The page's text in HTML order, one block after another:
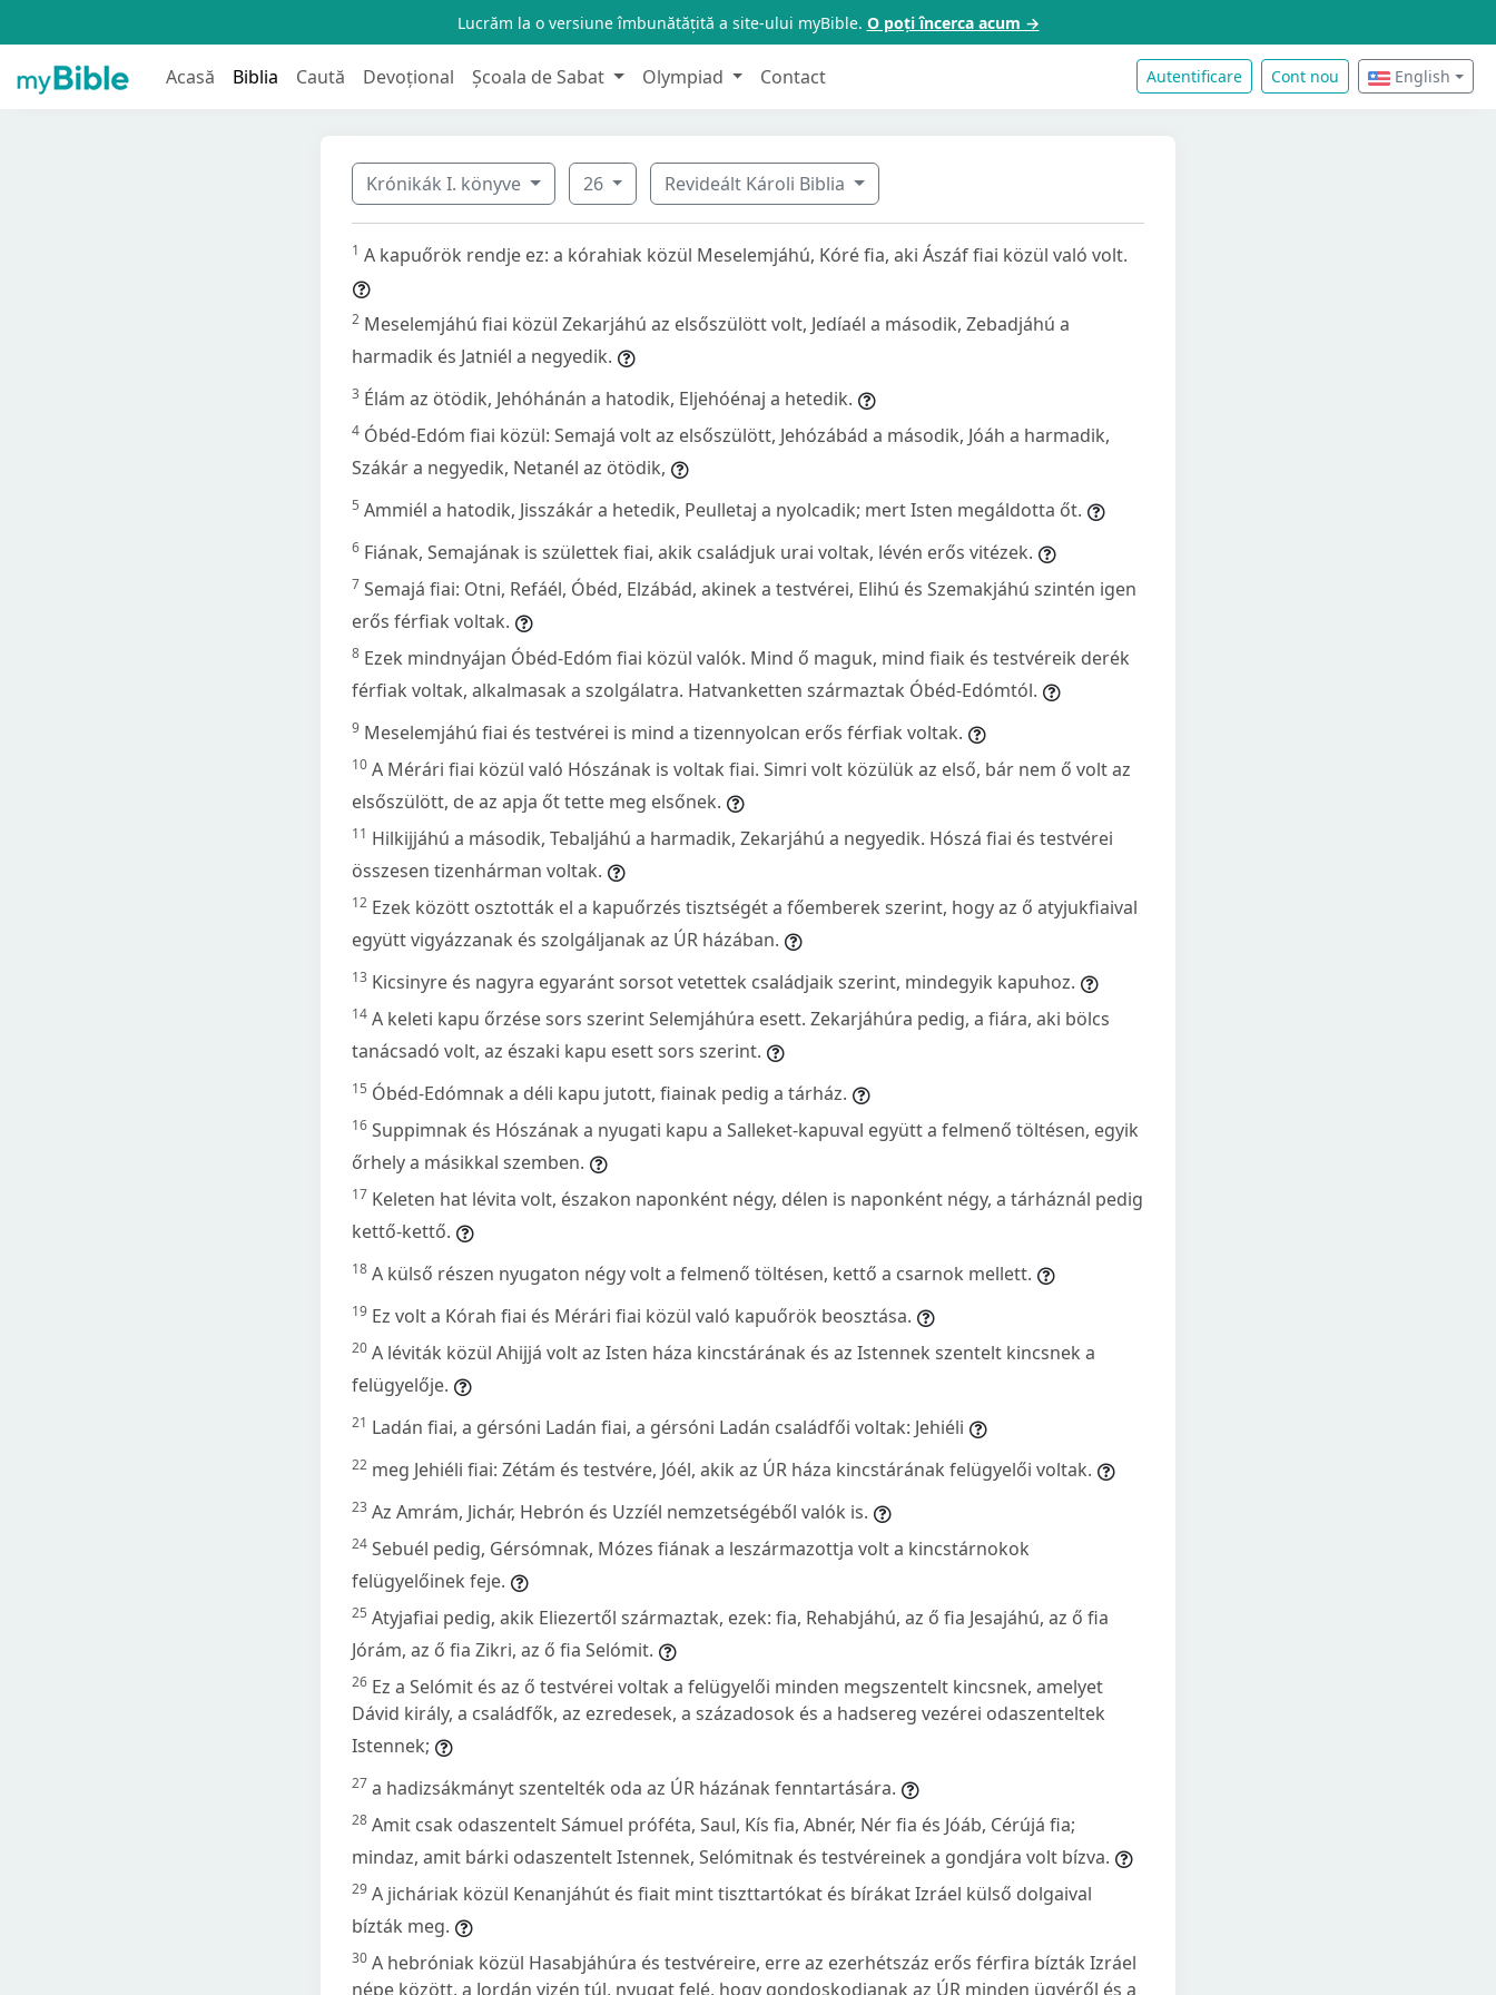
Lucrăm la o versiune îmbunătățită a site-ului myBible. O poți încerca acum →
Acasă Biblia Caută Devoțional Școala de Sabat Olympiad Contact Autentificare Cont nou English
Krónikák I. könyve 26 Revideált Károli Biblia
1 A kapuőrök rendje ez: a kórahiak közül Meselemjáhú, Kóré fia, aki Ászáf fiai közül való volt.
2 Meselemjáhú fiai közül Zekarjáhú az elsőszülött volt, Jedíaél a második, Zebadjáhú a
harmadik és Jatniél a negyedik.
3 Élám az ötödik, Jehóhánán a hatodik, Eljehóénaj a hetedik.
4 Óbéd-Edóm fiai közül: Semajá volt az elsőszülött, Jehózábád a második, Jóáh a harmadik,
Szákár a negyedik, Netanél az ötödik,
5 Ammiél a hatodik, Jisszákár a hetedik, Peulletaj a nyolcadik; mert Isten megáldotta őt.
6 Fiának, Semajának is születtek fiai, akik családjuk urai voltak, lévén erős vitézek.
7 Semajá fiai: Otni, Refáél, Óbéd, Elzábád, akinek a testvérei, Elihú és Szemakjáhú szintén igen
erős férfiak voltak.
8 Ezek mindnyájan Óbéd-Edóm fiai közül valók. Mind ő maguk, mind fiaik és testvéreik derék
férfiak voltak, alkalmasak a szolgálatra. Hatvanketten származtak Óbéd-Edómtól.
9 Meselemjáhú fiai és testvérei is mind a tizennyolcan erős férfiak voltak.
10 A Mérári fiai közül való Hószának is voltak fiai. Simri volt közülük az első, bár nem ő volt az
elsőszülött, de az apja őt tette meg elsőnek.
11 Hilkijjáhú a második, Tebaljáhú a harmadik, Zekarjáhú a negyedik. Hószá fiai és testvérei
összesen tizenhárman voltak.
12 Ezek között osztották el a kapuőrzés tisztségét a főemberek szerint, hogy az ő atyjukfiaival
együtt vigyázzanak és szolgáljanak az ÚR házában.
13 Kicsinyre és nagyra egyaránt sorsot vetettek családjaik szerint, mindegyik kapuhoz.
14 A keleti kapu őrzése sors szerint Selemjáhúra esett. Zekarjáhúra pedig, a fiára, aki bölcs
tanácsadó volt, az északi kapu esett sors szerint.
15 Óbéd-Edómnak a déli kapu jutott, fiainak pedig a tárház.
16 Suppimnak és Hószának a nyugati kapu a Salleket-kapuval együtt a felmenő töltésen, egyik
őrhely a másikkal szemben.
17 Keleten hat lévita volt, északon naponként négy, délen is naponként négy, a tárháznál pedig
kettő-kettő.
18 A külső részen nyugaton négy volt a felmenő töltésen, kettő a csarnok mellett.
19 Ez volt a Kórah fiai és Mérári fiai közül való kapuőrök beosztása.
20 A léviták közül Ahijjá volt az Isten háza kincstárának és az Istennek szentelt kincsnek a
felügyelője.
21 Ladán fiai, a gérsóni Ladán fiai, a gérsóni Ladán családfői voltak: Jehiéli
22 meg Jehiéli fiai: Zétám és testvére, Jóél, akik az ÚR háza kincstárának felügyelői voltak.
23 Az Amrám, Jichár, Hebrón és Uzzíél nemzetségéből valók is.
24 Sebuél pedig, Gérsómnak, Mózes fiának a leszármazottja volt a kincstárnokok
felügyelőinek feje.
25 Atyjafiai pedig, akik Eliezertől származtak, ezek: fia, Rehabjáhú, az ő fia Jesajáhú, az ő fia
Jórám, az ő fia Zikri, az ő fia Selómit.
26 Ez a Selómit és az ő testvérei voltak a felügyelői minden megszentelt kincsnek, amelyet
Dávid király, a családfők, az ezredesek, a századosok és a hadsereg vezérei odaszenteltek
Istennek;
27 a hadizsákmányt szentelték oda az ÚR házának fenntartására.
28 Amit csak odaszentelt Sámuel próféta, Saul, Kís fia, Abnér, Nér fia és Jóáb, Cérújá fia;
mindaz, amit bárki odaszentelt Istennek, Selómitnak és testvéreinek a gondjára volt bízva.
29 A jicháriak közül Kenanjáhút és fiait mint tiszttartókat és bírákat Izráel külső dolgaival
bízták meg.
30 A hebróniak közül Hasabjáhúra és testvéreire, erre az ezerhétszáz erős férfira bízták Izráel
népe között, a Jordán vizén túl, nyugat felé, hogy gondoskodjanak az ÚR minden ügyéről és a